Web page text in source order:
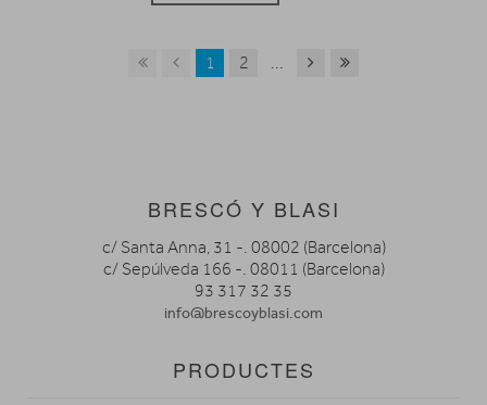
1 2 ...
BRESCÓ Y BLASI
c/ Santa Anna, 31 -. 08002 (Barcelona)
c/ Sepúlveda 166 -. 08011 (Barcelona)
93 317 32 35
info@brescoyblasi.com
PRODUCTES